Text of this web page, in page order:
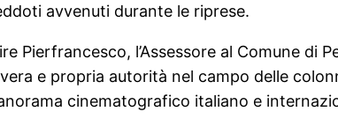
avvenuti durante le riprese.
Pierfrancesco, l’Assessore al Comune di
e propria autorità nel campo delle
cinematografico italiano e